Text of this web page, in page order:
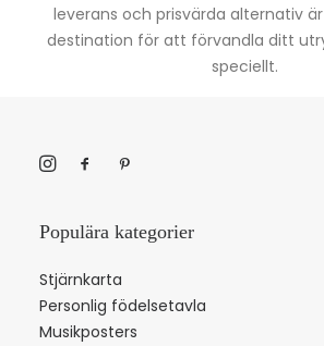
leverans och prisvärda alternativ
destination för att förvandla ditt
speciellt.
Populära kategorier
Stjärnkarta
Personlig födelsetavla
Musikposters